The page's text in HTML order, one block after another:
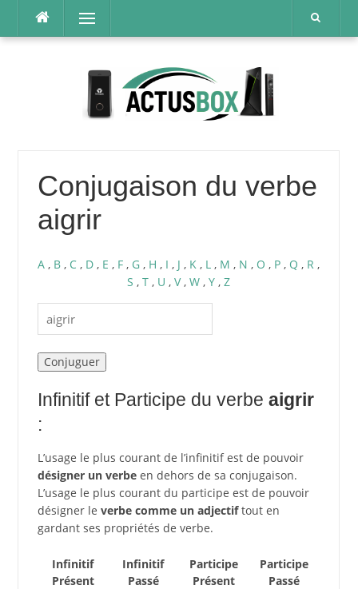
contenu
Menu
Conjugaison du verbe
aigrir
A , B , C , D , E , F , G , H , I , J , K , L , M , N , O , P , Q , R ,
S , T , U , V, W , Y , Z
Infinitif et Participe du verbe aigrir
:
L’usage le plus courant de l’infinitif est de pouvoir
désigner un verbeen dehors de sa conjugaison.
L’usage le plus courant du participe est de pouvoir
désigner le verbe comme un adjectiftout en
gardant ses propriétés de verbe.
Infinitif
Présent
Infinitif
Passé
Participe
Présent
Participe
Passé